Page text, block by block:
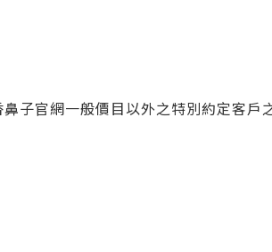
子官網一般價目以外之特別約定客戶